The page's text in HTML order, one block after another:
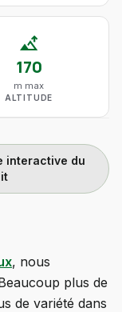
altitude
170
m max
ALTITUDE
interactive du
, nous
plus de
de variété dans